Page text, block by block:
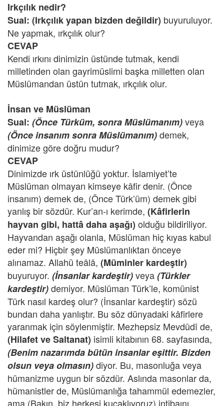
Irkçılık nedir?
Sual: (Irkçılık yapan bizden değildir) buyuruluyor.
Ne yapmak, ırkçılık olur?
CEVAP
Kendi ırkını dinimizin üstünde tutmak, kendi
milletinden olan gayrimüslimi başka milletten olan
Müslümandan üstün tutmak, ırkçılık olur.
İnsan ve Müslüman
Sual: (Önce Türküm, sonra Müslümanım)veya
(Önce insanım sonra Müslümanım)demek,
dinimize göre doğru mudur?
CEVAP
Dinimizde ırk üstünlüğü yoktur. İslamiyet’te
Müslüman olmayan kimseye kâfir denir. (Önce
insanım) demek de, (Önce Türk’üm) demek gibi
yanlış bir sözdür. Kur’an-ı kerimde, (Kâfirlerin
hayvan gibi, hattâ daha aşağı) olduğu bildiriliyor.
Hayvandan aşağı olanla, Müslüman hiç kıyas kabul
eder mi? Hiçbir şey Müslümanlıktan önceye
alınamaz. Allahü teâlâ, (Müminler kardeştir)
buyuruyor. (İnsanlar kardeştir)veya(Türkler
kardeştir)demiyor. Müslüman Türk’le, komünist
Türk nasıl kardeş olur? (İnsanlar kardeştir) sözü
bundan daha yanlıştır. Bu söz dünyadaki kâfirlere
yaranmak için söylenmiştir. Mezhepsiz Mevdûdî de,
(Hilafet ve Saltanat) isimli kitabının 68. sayfasında,
(Benim nazarımda bütün insanlar eşittir. Bizden
olsun veya olmasın)diyor. Bu, masonluğa veya
hümanizme uygun bir sözdür. Aslında masonlar da,
hümanistler de, Müslümanlığa tahammül edemezler,
ama (Bakın, biz herkesi kucaklıyoruz) intibaını